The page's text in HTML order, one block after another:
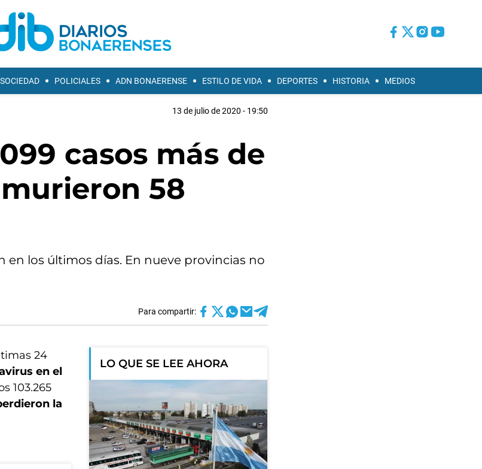
SOCIEDAD POLICIALES ADN BONAERENSE ESTILO DE VIDA DEPORTES HISTORIA MEDIOS
13 de julio de 2020 - 19:50
casos más de
58
en los últimos días. En nueve provincias no
Para compartir:
24
en el
103.265
la
LO QUE SE LEE AHORA